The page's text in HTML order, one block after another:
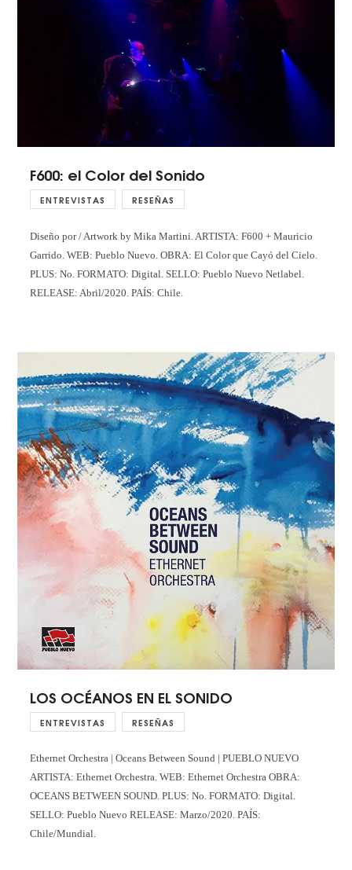
F600: el Color del Sonido
ENTREVISTAS RESEÑAS
Diseño por / Artwork by Mika Martini. ARTISTA: F600 + Mauricio
Garrido. WEB: Pueblo Nuevo. OBRA: El Color que Cayó del Cielo.
PLUS: No. FORMATO: Digital. SELLO: Pueblo Nuevo Netlabel.
RELEASE: Abril/2020. PAÍS: Chile.
LOS OCÉANOS EN EL SONIDO
ENTREVISTAS RESEÑAS
Ethernet Orchestra | Oceans Between Sound | PUEBLO NUEVO
ARTISTA: Ethernet Orchestra. WEB: Ethernet Orchestra OBRA:
OCEANS BETWEEN SOUND. PLUS: No. FORMATO: Digital.
SELLO: Pueblo Nuevo RELEASE: Marzo/2020. PAÍS:
Chile/Mundial.